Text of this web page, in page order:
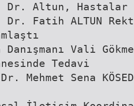
Dr. Altun, Hastalar
Dr. Fatih ALTUN
Danışmanı Vali
Tedavi
Mehmet Sena